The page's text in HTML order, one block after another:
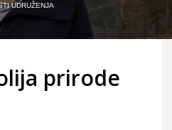
UDRUŽENJA
prirode